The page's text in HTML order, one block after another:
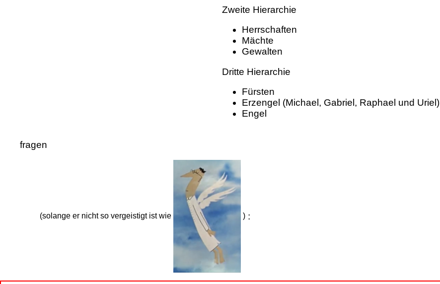
Zweite Hierarchie
Herrschaften
Mächte
Gewalten
Dritte Hierarchie
Fürsten
Erzengel (Michael, Gabriel, Raphael und Uriel)
Engel
fragen
(solange er nicht so vergeistigt ist wie ) :